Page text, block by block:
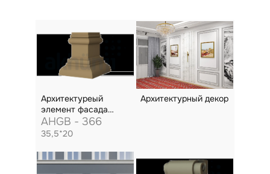
Aрхитектуреый
элемент фасада
(пилястра)
AHGB - 366
35,5*20
Архитектурный декор